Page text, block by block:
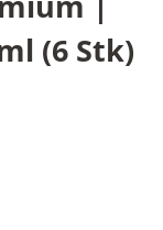
(6 Stk)